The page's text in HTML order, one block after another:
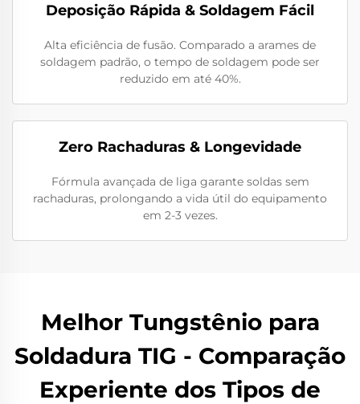
Deposição Rápida & Soldagem Fácil
Alta eficiência de fusão. Comparado a arames de
soldagem padrão, o tempo de soldagem pode ser
reduzido em até 40%.
Zero Rachaduras & Longevidade
Fórmula avançada de liga garante soldas sem
rachaduras, prolongando a vida útil do equipamento
em 2-3 vezes.
Melhor Tungstênio para
Soldadura TIG - Comparação
Experiente dos Tipos de